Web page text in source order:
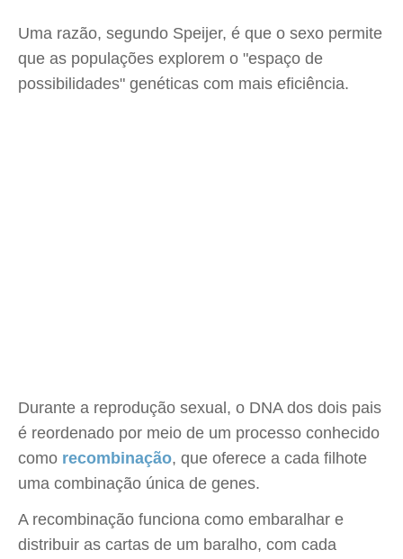
Uma razão, segundo Speijer, é que o sexo permite
que as populações explorem o "espaço de
possibilidades" genéticas com mais eficiência.
Durante a reprodução sexual, o DNA dos dois pais
é reordenado por meio de um processo conhecido
como recombinação, que oferece a cada filhote
uma combinação única de genes.
A recombinação funciona como embaralhar e
distribuir as cartas de um baralho, com cada